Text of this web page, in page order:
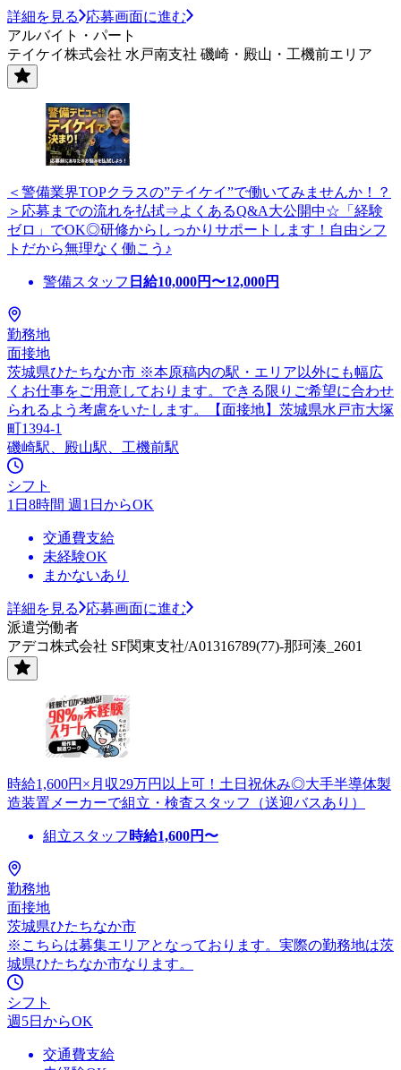
詳細を見る
応募画面に進む
アルバイト・パート
テイケイ株式会社 水戸南支社 磯崎・殿山・工機前エリア
＜警備業界TOPクラスの”テイケイ”で働いてみませんか！？
＞応募までの流れを払拭⇒よくあるQ&A大公開中☆「経験
ゼロ」でOK◎研修からしっかりサポートします！自由シフ
トだから無理なく働こう♪
警備スタッフ 日給10,000円〜12,000円
勤務地
面接地
茨城県ひたちなか市 ※本原稿内の駅・エリア以外にも幅広
くお仕事をご用意しております。できる限りご希望に合わせ
られるよう考慮をいたします。【面接地】茨城県水戸市大塚
町1394-1
磯崎駅、殿山駅、工機前駅
シフト
1日8時間 週1日からOK
交通費支給
未経験OK
まかないあり
詳細を見る
応募画面に進む
派遣労働者
アデコ株式会社 SF関東支社/A01316789(77)-那珂湊_2601
時給1,600円×月収29万円以上可！土日祝休み◎大手半導体製
造装置メーカーで組立・検査スタッフ（送迎バスあり）
組立スタッフ 時給1,600円〜
勤務地
面接地
茨城県ひたちなか市
※こちらは募集エリアとなっております。実際の勤務地は茨
城県ひたちなか市なります。
シフト
週5日からOK
交通費支給